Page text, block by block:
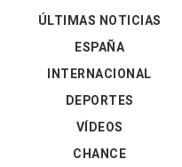
ÚLTIMAS NOTICIAS
ESPAÑA
INTERNACIONAL
DEPORTES
VÍDEOS
CHANCE